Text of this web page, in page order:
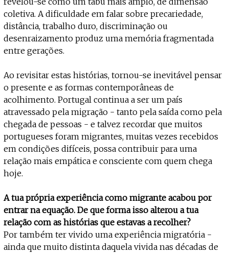
coletiva. A dificuldade em falar sobre precariedade,
distância, trabalho duro, discriminação ou
desenraizamento produz uma memória fragmentada
entre gerações.
Ao revisitar estas histórias, tornou-se inevitável pensar
o presente e as formas contemporâneas de
acolhimento. Portugal continua a ser um país
atravessado pela migração - tanto pela saída como pela
chegada de pessoas - e talvez recordar que muitos
portugueses foram migrantes, muitas vezes recebidos
em condições difíceis, possa contribuir para uma
relação mais empática e consciente com quem chega
hoje.
A tua própria experiência como migrante acabou por
entrar na equação. De que forma isso alterou a tua
relação com as histórias que estavas a recolher?
Por também ter vivido uma experiência migratória -
ainda que muito distinta daquela vivida nas décadas de